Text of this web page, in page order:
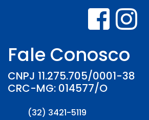
Fale Conosco
CNPJ 11.275.705/0001-38
CRC-MG: 014577/O
(32) 3421-5119